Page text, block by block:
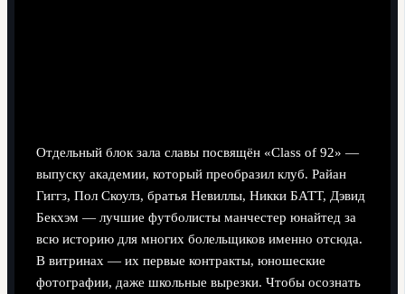
Отдельный блок зала славы посвящён «Class of 92» —
выпуску академии, который преобразил клуб. Райан
Гиггз, Пол Скоулз, братья Невиллы, Никки БАТТ, Дэвид
Бекхэм — лучшие футболисты манчестер юнайтед за
всю историю для многих болельщиков именно отсюда.
В витринах — их первые контракты, юношеские
фотографии, даже школьные вырезки. Чтобы осознать